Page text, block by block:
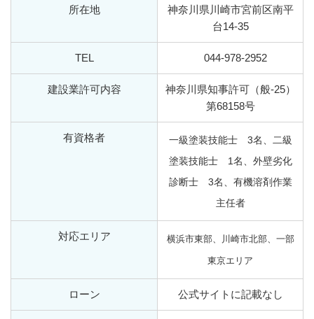
所在地
神奈川県川崎市宮前区南平
台14-35
TEL 044-978-2952
建設業許可内容
神奈川県知事許可（般-25）
第68158号
有資格者 一級塗装技能士 3名、
二級
塗装技能士 1名、 外壁劣化
診断士 3名、 有機溶剤作業
主任者
対応エリア 横浜市東部、川崎市北部、一部
東京エリア
ローン 公式サイトに記載なし